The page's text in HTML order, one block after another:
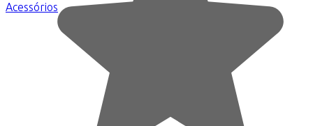
Acessórios